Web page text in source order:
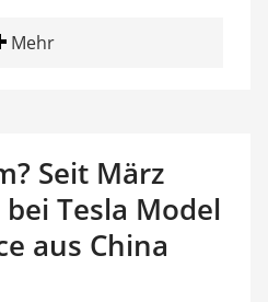
Mehr
Seit März
Tesla Model
aus China